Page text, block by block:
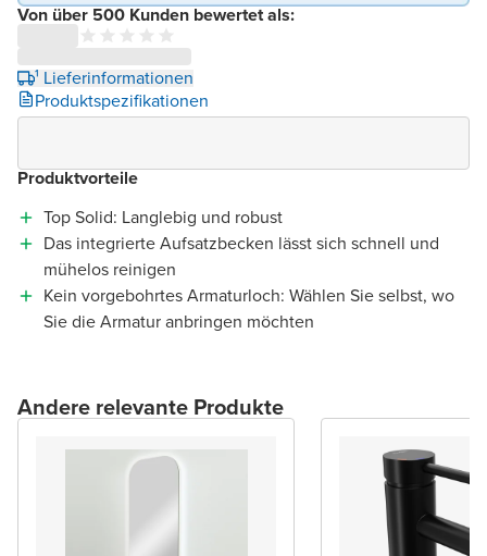
Von über 500 Kunden bewertet als:
¹ Lieferinformationen
Produktspezifikationen
Produktvorteile
Top Solid: Langlebig und robust
Das integrierte Aufsatzbecken lässt sich schnell und
mühelos reinigen
Kein vorgebohrtes Armaturloch: Wählen Sie selbst, wo
Sie die Armatur anbringen möchten
Andere relevante Produkte